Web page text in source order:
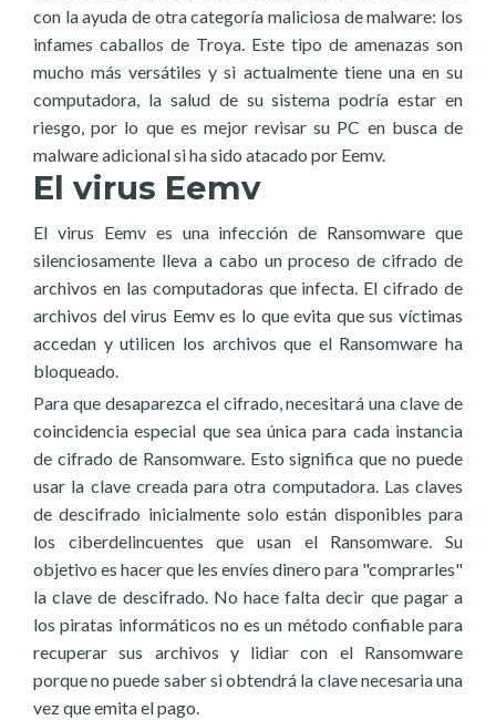
con la ayuda de otra categoría maliciosa de malware: los
infames caballos de Troya. Este tipo de amenazas son
mucho más versátiles y si actualmente tiene una en su
computadora, la salud de su sistema podría estar en
riesgo, por lo que es mejor revisar su PC en busca de
malware adicional si ha sido atacado por Eemv.
El virus Eemv
El virus Eemv es una infección de Ransomware que
silenciosamente lleva a cabo un proceso de cifrado de
archivos en las computadoras que infecta. El cifrado de
archivos del virus Eemv es lo que evita que sus víctimas
accedan y utilicen los archivos que el Ransomware ha
bloqueado.
Para que desaparezca el cifrado, necesitará una clave de
coincidencia especial que sea única para cada instancia
de cifrado de Ransomware. Esto significa que no puede
usar la clave creada para otra computadora. Las claves
de descifrado inicialmente solo están disponibles para
los ciberdelincuentes que usan el Ransomware. Su
objetivo es hacer que les envíes dinero para "comprarles"
la clave de descifrado. No hace falta decir que pagar a
los piratas informáticos no es un método confiable para
recuperar sus archivos y lidiar con el Ransomware
porque no puede saber si obtendrá la clave necesaria una
vez que emita el pago.